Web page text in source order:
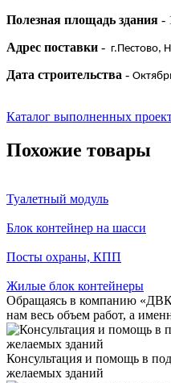
Полезная площадь здания -
Адрес поставки - г.Пестово,
Дата строительства -
Каталог выполненных
Похожие товары
Туалетный модуль
Блок контейнер на шасси
Посты охраны, КПП
Жилые блок контейнеры
Обращаясь в компанию
нам весь объем работ, а
Консультация и помощь в
желаемых зданий